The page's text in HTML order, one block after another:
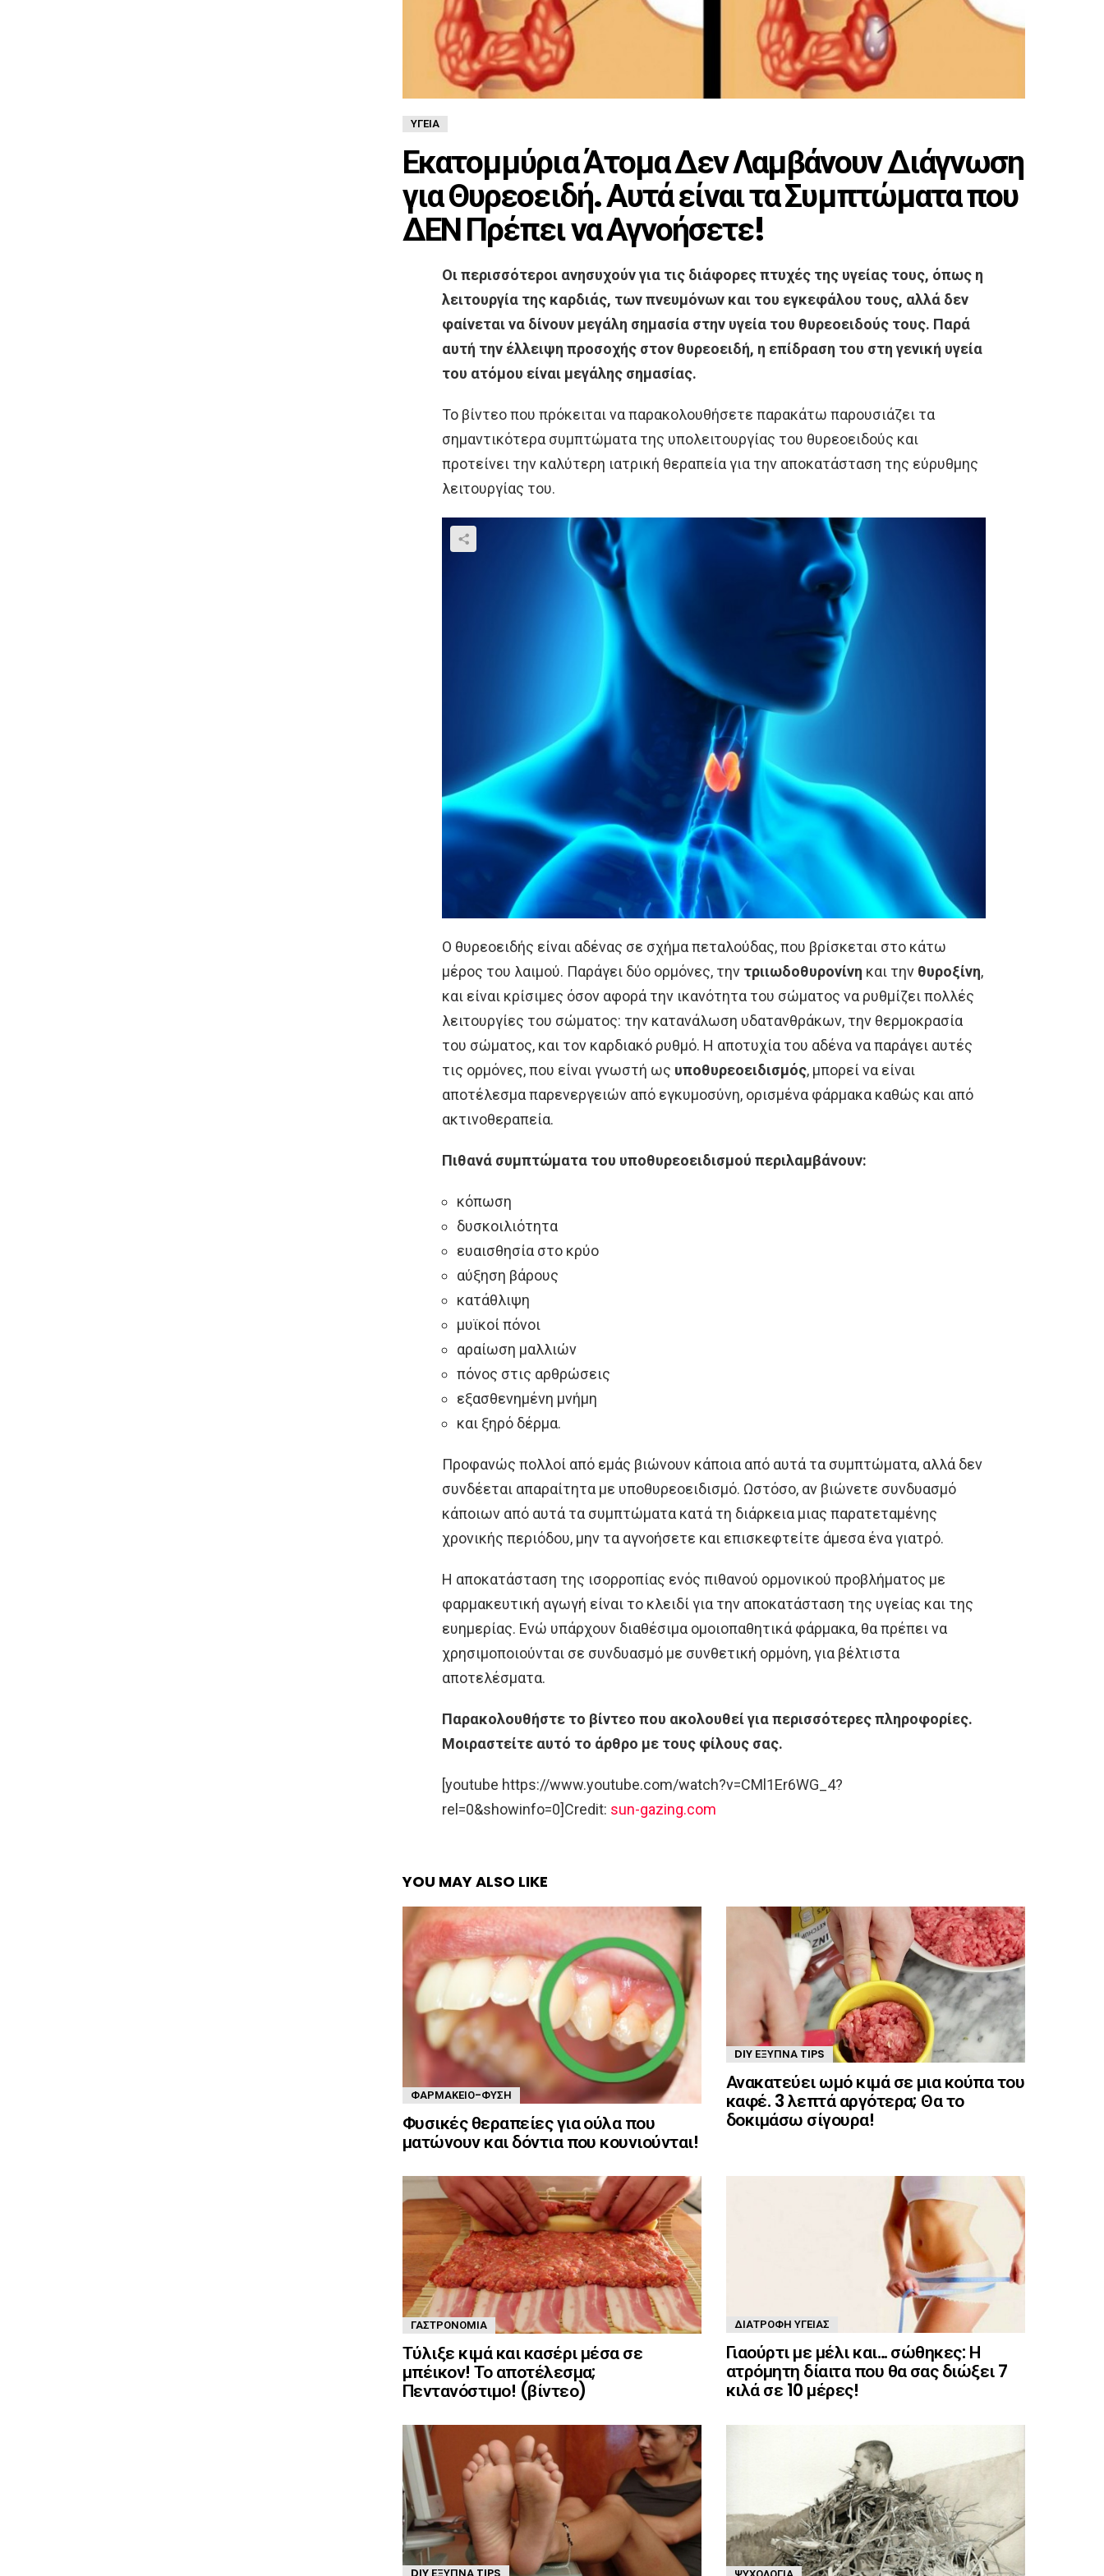
ΥΓΕΊΑ
Εκατομμύρια Άτομα Δεν Λαμβάνουν Διάγνωση
για Θυρεοειδή. Αυτά είναι τα Συμπτώματα που
ΔΕΝ Πρέπει να Αγνοήσετε!
Οι περισσότεροι ανησυχούν για τις διάφορες πτυχές της υγείας τους, όπως η
λειτουργία της καρδιάς, των πνευμόνων και του εγκεφάλου τους, αλλά δεν
φαίνεται να δίνουν μεγάλη σημασία στην υγεία του θυρεοειδούς τους. Παρά
αυτή την έλλειψη προσοχής στον θυρεοειδή, η επίδραση του στη γενική υγεία
του ατόμου είναι μεγάλης σημασίας.
Το βίντεο που πρόκειται να παρακολουθήσετε παρακάτω παρουσιάζει τα
σημαντικότερα συμπτώματα της υπολειτουργίας του θυρεοειδούς και
προτείνει την καλύτερη ιατρική θεραπεία για την αποκατάσταση της εύρυθμης
λειτουργίας του.
Ο θυρεοειδής είναι αδένας σε σχήμα πεταλούδας, που βρίσκεται στο κάτω
μέρος του λαιμού. Παράγει δύο ορμόνες, την τριιωδοθυρονίνη και την θυροξίνη,
και είναι κρίσιμες όσον αφορά την ικανότητα του σώματος να ρυθμίζει πολλές
λειτουργίες του σώματος: την κατανάλωση υδατανθράκων, την θερμοκρασία
του σώματος, και τον καρδιακό ρυθμό. Η αποτυχία του αδένα να παράγει αυτές
τις ορμόνες, που είναι γνωστή ως υποθυρεοειδισμός, μπορεί να είναι
αποτέλεσμα παρενεργειών από εγκυμοσύνη, ορισμένα φάρμακα καθώς και από
ακτινοθεραπεία.
Πιθανά συμπτώματα του υποθυρεοειδισμού περιλαμβάνουν:
κόπωση
δυσκοιλιότητα
ευαισθησία στο κρύο
αύξηση βάρους
κατάθλιψη
μυϊκοί πόνοι
αραίωση μαλλιών
πόνος στις αρθρώσεις
εξασθενημένη μνήμη
και ξηρό δέρμα.
Προφανώς πολλοί από εμάς βιώνουν κάποια από αυτά τα συμπτώματα, αλλά δεν
συνδέεται απαραίτητα με υποθυρεοειδισμό. Ωστόσο, αν βιώνετε συνδυασμό
κάποιων από αυτά τα συμπτώματα κατά τη διάρκεια μιας παρατεταμένης
χρονικής περιόδου, μην τα αγνοήσετε και επισκεφτείτε άμεσα ένα γιατρό.
Η αποκατάσταση της ισορροπίας ενός πιθανού ορμονικού προβλήματος με
φαρμακευτική αγωγή είναι το κλειδί για την αποκατάσταση της υγείας και της
ευημερίας. Ενώ υπάρχουν διαθέσιμα ομοιοπαθητικά φάρμακα, θα πρέπει να
χρησιμοποιούνται σε συνδυασμό με συνθετική ορμόνη, για βέλτιστα
αποτελέσματα.
Παρακολουθήστε το βίντεο που ακολουθεί για περισσότερες πληροφορίες.
Μοιραστείτε αυτό το άρθρο με τους φίλους σας.
[youtube https://www.youtube.com/watch?v=CMl1Er6WG_4?
rel=0&showinfo=0]Credit: sun-gazing.com
YOU MAY ALSO LIKE
ΦΑΡΜΑΚΕΊΟ-ΦΎΣΗ
Φυσικές θεραπείες για ούλα που
ματώνουν και δόντια που κουνιούνται!
DIY ΈΞΥΠΝΑ TIPS
Ανακατεύει ωμό κιμά σε μια κούπα του
καφέ. 3 λεπτά αργότερα; Θα το
δοκιμάσω σίγουρα!
ΓΑΣΤΡΟΝΟΜΊΑ
Τύλιξε κιμά και κασέρι μέσα σε
μπέικον! Το αποτέλεσμα;
Πεντανόστιμο! (βίντεο)
ΔΙΑΤΡΟΦΉ ΥΓΕΊΑΣ
Γιαούρτι με μέλι και… σώθηκες: Η
ατρόμητη δίαιτα που θα σας διώξει 7
κιλά σε 10 μέρες!
DIY ΈΞΥΠΝΑ TIPS